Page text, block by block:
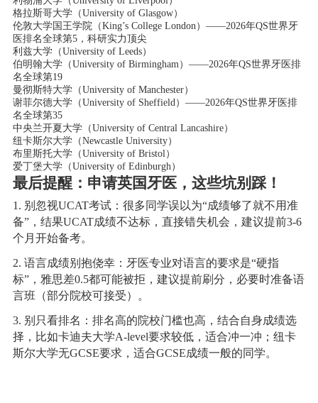
格拉斯哥大学（University of Glasgow）
伦敦大学国王学院（King’s College London）——2026年QS世界牙
医排名全球第5，科研实力顶尖
利兹大学（University of Leeds）
伯明翰大学（University of Birmingham）——2026年QS世界牙医排
名全球第19
曼彻斯特大学（University of Manchester）
谢菲尔德大学（University of Sheffield）——2026年QS世界牙医排
名全球第35
中央兰开夏大学（University of Central Lancashire）
纽卡斯尔大学（Newcastle University）
布里斯托大学（University of Bristol）
爱丁堡大学（University of Edinburgh）
最后提醒：申请英国牙医，这些坑别踩！
1. 别忽视UCAT考试：很多同学误以为“成绩够了就不用准
备”，结果UCAT成绩不达标，直接错失机会，建议提前3-6
个月开始备考。
2. 语言成绩别抱侥幸：牙医专业对语言的要求是“硬指
标”，雅思差0.5都可能被拒，建议提前刷分，必要时准备语
言班（部分院校可接受）。
3. 别只看排名：排名高的院校门槛也高，结合自身成绩选
择，比如卡迪夫大学A-level要求较低，适合冲一冲；纽卡
斯尔大学无GCSE要求，适合GCSE成绩一般的同学。